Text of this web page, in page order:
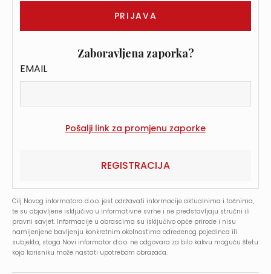
Zaboravljena zaporka?
EMAIL
REGISTRACIJA
Cilj Novog informatora d.o.o. jest održavati informacije aktualnima i točnima,
te su objavljene isključivo u informativne svrhe i ne predstavljaju stručni ili
pravni savjet. Informacije u obrascima su isključivo opće prirode i nisu
namijenjene bavljenju konkretnim okolnostima određenog pojedinca ili
subjekta, stoga Novi informator d.o.o. ne odgovara za bilo kakvu moguću štetu
koja korisniku može nastati upotrebom obrazaca.